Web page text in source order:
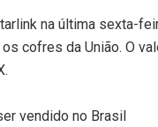
na última sexta-
cofres da União. O
vendido no Brasil